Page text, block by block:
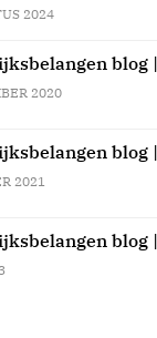
2024
blog
2020
blog
2021
blog